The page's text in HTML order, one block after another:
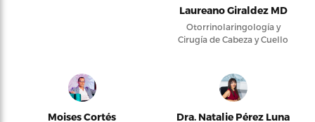
Laureano Giraldez MD
Otorrinolaringología y
Cirugía de Cabeza y Cuello
Moises Cortés Dra. Natalie Pérez Luna